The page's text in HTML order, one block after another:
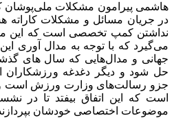
هاشمی پیرامون مشکلات ملی‌پوشان
در جریان مسائل و مشکلات کاراته
نداشتن کمپ تخصصی است که این
می‌گیرد که با توجه به مدال آوری
جهانی و مدال‌هایی که سال های
حل شود و دیگر دغدغه ورزشکاران
جزو رسالت‌های وزارت ورزش است
است که این اتفاق بیفتد تا در
موضوعات اختصاصی خودشان